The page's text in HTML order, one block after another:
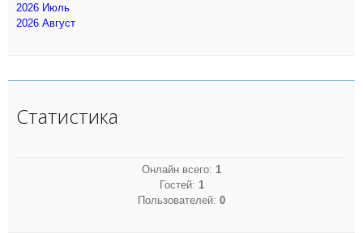
2026 Июль
2026 Август
Статистика
Онлайн всего: 1
Гостей: 1
Пользователей: 0